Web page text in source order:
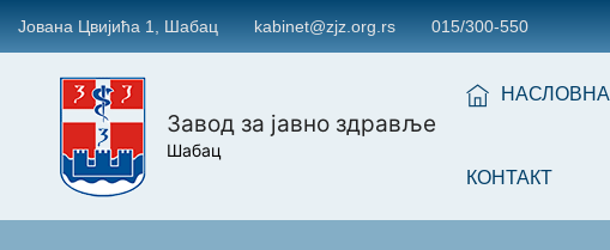
Јована Цвијића 1, Шабац kabinet@zjz.org.rs 015/300-550
Завод за јавно здравље
Шабац
НАСЛОВНА
КОНТАКТ